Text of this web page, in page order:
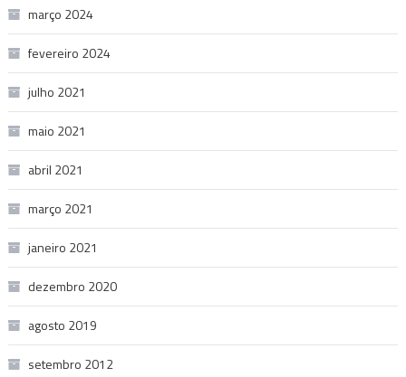
março 2024
fevereiro 2024
julho 2021
maio 2021
abril 2021
março 2021
janeiro 2021
dezembro 2020
agosto 2019
setembro 2012